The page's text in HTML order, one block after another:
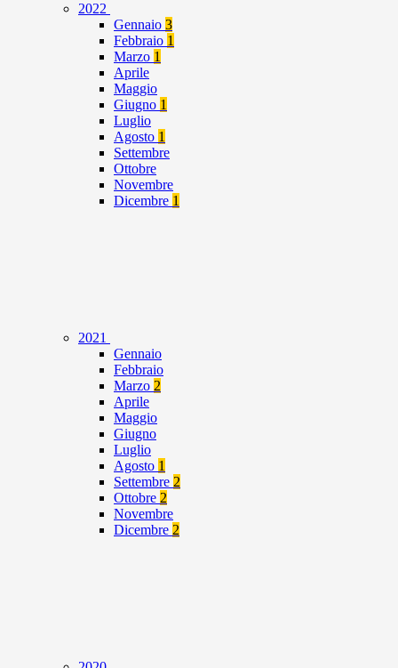
2022
Gennaio 3
Febbraio 1
Marzo 1
Aprile
Maggio
Giugno 1
Luglio
Agosto 1
Settembre
Ottobre
Novembre
Dicembre 1
2021
Gennaio
Febbraio
Marzo 2
Aprile
Maggio
Giugno
Luglio
Agosto 1
Settembre 2
Ottobre 2
Novembre
Dicembre 2